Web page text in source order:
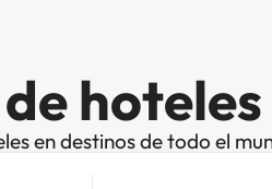
en destinos de todo el